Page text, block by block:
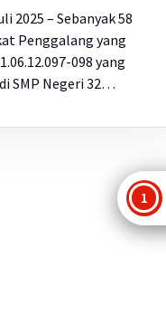
2025 – Sebanyak 58
Penggalang yang
098 yang
SMP Negeri 32…
1